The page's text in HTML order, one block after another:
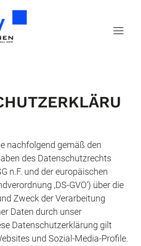
nachfolgend gemäß den
des Datenschutzrechts
n.F. und der europäischen
‚DS-GVO‘) über die
Zweck der Verarbeitung
Daten durch unser
Datenschutzerklärung gilt
und Sozial-Media-Profile.